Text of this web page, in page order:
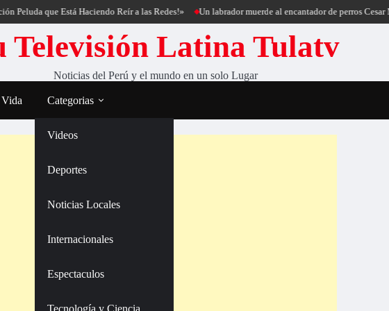
que Está Haciendo Reír a las Redes!» Un labrador muerde al encantador de perros Cesar Millán
Televisión Latina Tulatv
Noticias del Perú y el mundo en un solo Lugar
Categorias
Videos
Deportes
Noticias Locales
Internacionales
Espectaculos
Tecnología y Ciencia